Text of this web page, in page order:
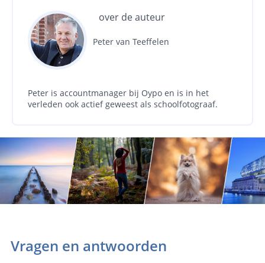
over de auteur
Peter van Teeffelen
Peter is accountmanager bij Oypo en is in het
verleden ook actief geweest als schoolfotograaf.
Vragen en antwoorden